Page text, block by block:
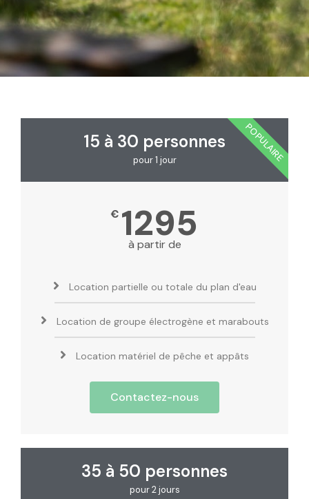
15 à 30 personnes
pour 1 jour
€ 1295
à partir de
Location partielle ou totale du plan d'eau
Location de groupe électrogène et marabouts
Location matériel de pêche et appâts
Contactez-nous
POPULAIRE
35 à 50 personnes
pour 2 jours